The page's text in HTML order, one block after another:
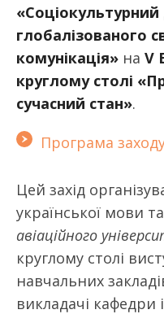
«Соціокультурний
глобалізованого
комунікація» на V
круглому столі
сучасний стан».
Програма
Цей захід
української мови
авіаційного
круглому столі
навчальних
викладачі